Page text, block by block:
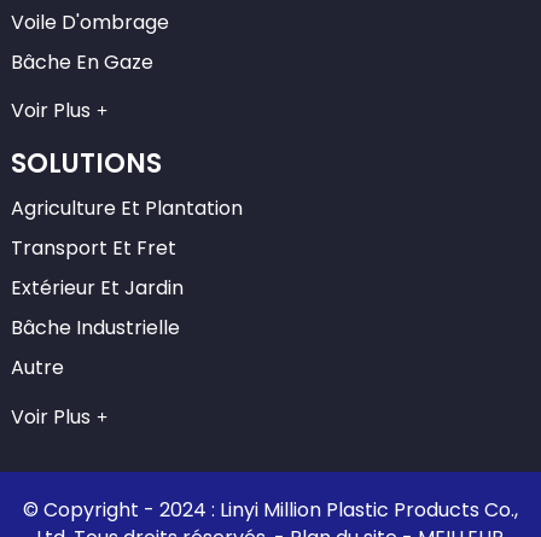
Voile D'ombrage
Bâche En Gaze
Voir Plus
SOLUTIONS
Agriculture Et Plantation
Transport Et Fret
Extérieur Et Jardin
Bâche Industrielle
Autre
Voir Plus
© Copyright - 2024 : Linyi Million Plastic Products Co.,